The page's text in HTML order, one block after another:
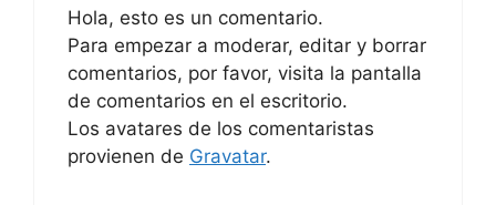
Hola, esto es un comentario.
Para empezar a moderar, editar y borrar
comentarios, por favor, visita la pantalla
de comentarios en el escritorio.
Los avatares de los comentaristas
provienen de Gravatar.